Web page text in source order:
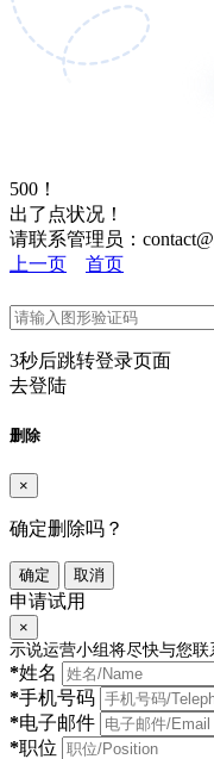
500！
出了点状况！
请联系管理员：
上一页
首页
3秒后跳转登录页面
去登陆
删除
×
确定删除吗？
确定 取消
申请试用
×
示说运营小组将尽快与您
*姓名
*手机号码
*电子邮件
*职位